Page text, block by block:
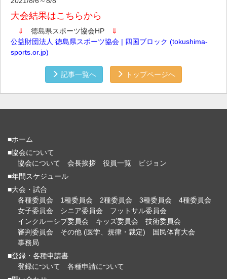
大会結果はこちらから
⇓ 徳島県スポーツ協会HP
⇓
公益財団法人 徳島県スポーツ協会 | 四国ブロック (tokushima-
sports.or.jp)
記事一覧へ トップページへ
■ホーム
■協会について
協会について
会長挨拶 役員一覧
ビジョン
■年間スケジュール
■大会・試合
各種委員会
1種委員会 2種委員会 3種委員会
4種委員会
女子委員会
シニア委員会
フットサル委員会
インクルーシブ委員会
キッズ委員会
技術委員会
審判委員会
その他 (医学、規律・裁定)
国民体育大会
事務局
■登録・各種申請書
登録について
各種申請について